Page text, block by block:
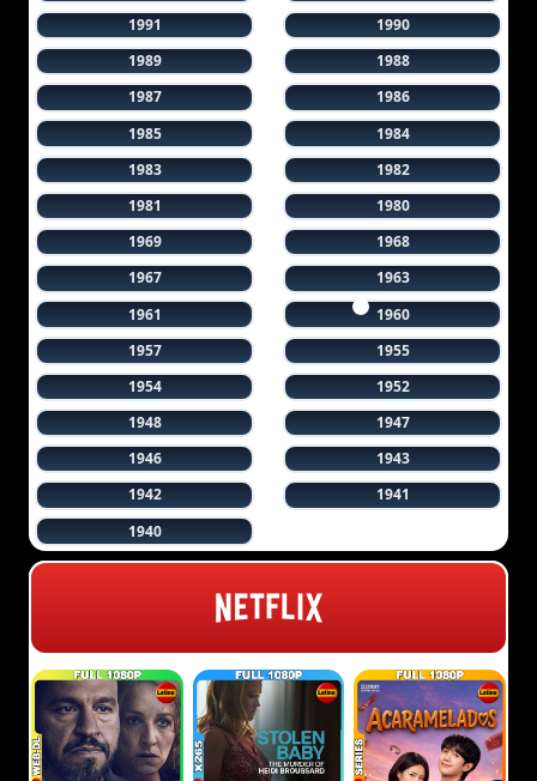
1991
1990
1989
1988
1987
1986
1985
1984
1983
1982
1981
1980
1969
1968
1967
1963
1961
1960
1957
1955
1954
1952
1948
1947
1946
1943
1942
1941
1940